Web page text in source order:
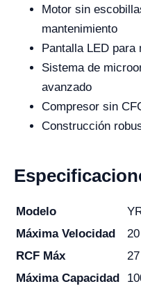
Motor sin
mantenimiento
Pantalla LED para
Sistema de
avanzado
Compresor sin
Construcción
Modelo
Máxima Velocidad
RCF Máx
Máxima Capacidad